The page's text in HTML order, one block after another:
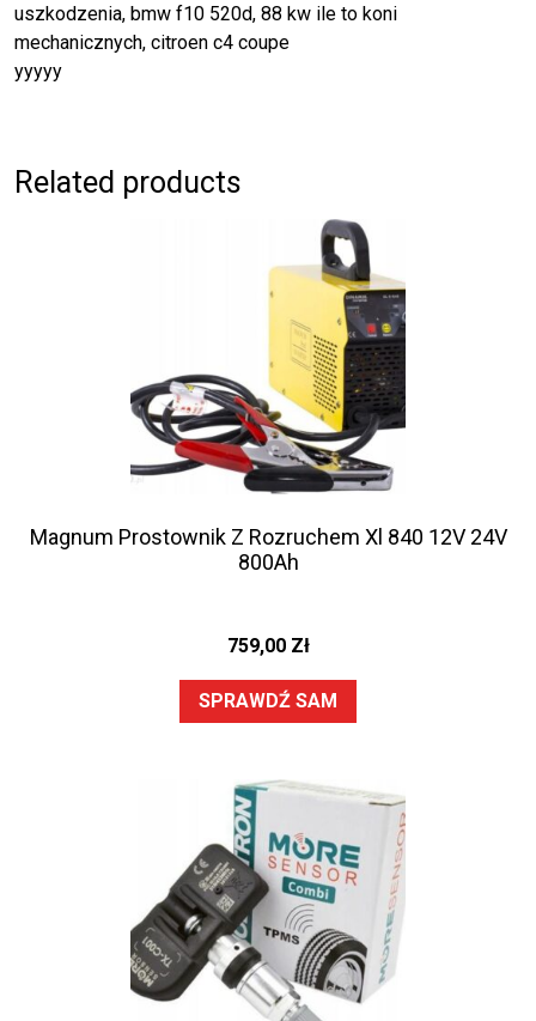
uszkodzenia, bmw f10 520d, 88 kw ile to koni
mechanicznych, citroen c4 coupe
yyyyy
Related products
Magnum Prostownik Z Rozruchem Xl 840 12V 24V
800Ah
759,00 Zł
SPRAWDŹ SAM